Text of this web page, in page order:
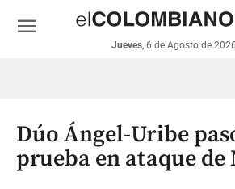
económicos
Colombia
Jueves, 6 de Agosto de 2026
menu
Dúo Ángel-Uribe
prueba en ataque de